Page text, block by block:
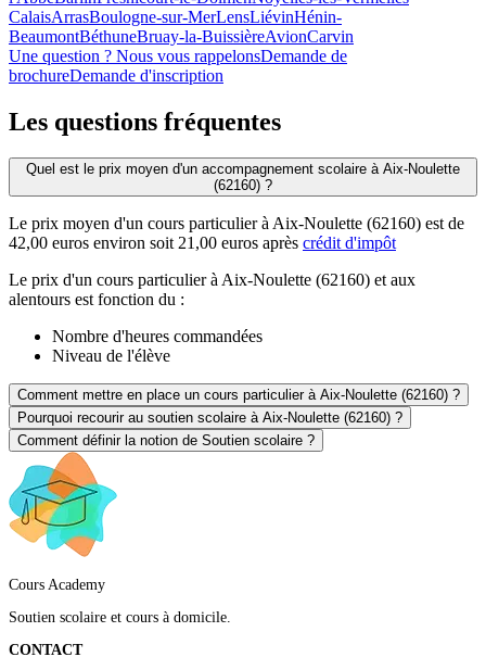
CalaisArrasBoulogne-sur-MerLensLiévinHénin-
BeaumontBéthuneBruay-la-BuissièreAvionCarvin
Une question ? Nous vous rappelonsDemande de
brochureDemande d'inscription
Les questions fréquentes
Quel est le prix moyen d'un accompagnement scolaire à Aix-Noulette
(62160) ?
Le prix moyen d'un cours particulier à Aix-Noulette (62160) est de
42,00 euros environ soit 21,00 euros après crédit d'impôt
Le prix d'un cours particulier à Aix-Noulette (62160) et aux
alentours est fonction du :
Nombre d'heures commandées
Niveau de l'élève
Comment mettre en place un cours particulier à Aix-Noulette (62160) ?
Pourquoi recourir au soutien scolaire à Aix-Noulette (62160) ?
Comment définir la notion de Soutien scolaire ?
Cours Academy
Soutien scolaire et cours à domicile.
CONTACT